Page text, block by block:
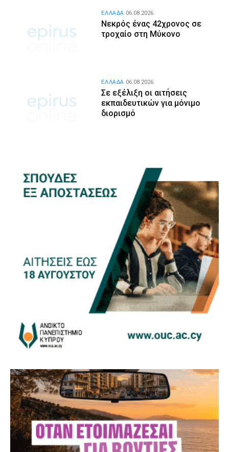
Νεκρός ένας 42χρονος σε
τροχαίο στη Μύκονο
ΕΛΛΑΔΑ 06.08.2026
Σε εξέλιξη οι αιτήσεις
εκπαιδευτικών για μόνιμο
διορισμό
ΕΛΛΑΔΑ 06.08.2026